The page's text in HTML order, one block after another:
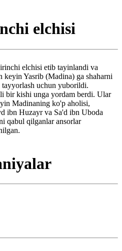
elchisi
elchisi etib tayinlandi va
keyin Yasrib (Madina) ga shaharni
uchun yuborildi.
bir kishi unga yordam berdi. Ular
Madinaning ko'p aholisi,
ibn Huzayr va Sa'd ibn Uboda
qabul qilganlar ansorlar